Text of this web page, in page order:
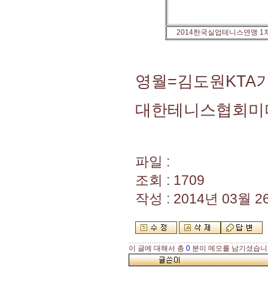
2014한국실업테니스연맹 1
영월=김도원KTA
대한테니스협회
파일 :
조회 : 1709
작성 : 2014년 03월
이 글에 대해서 총 0 분이 메모를 남기셨습